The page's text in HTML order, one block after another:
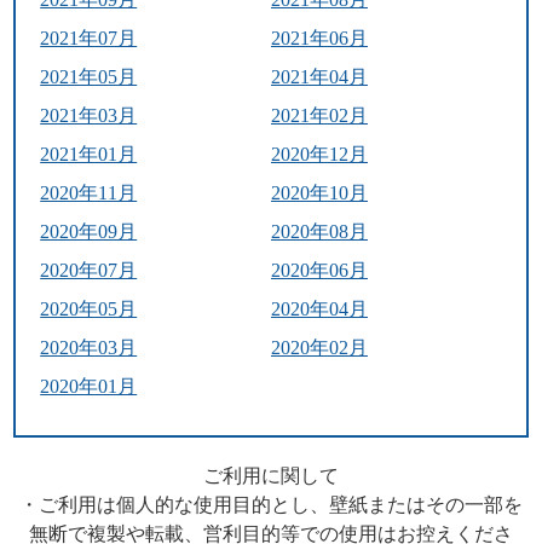
2021年07月
2021年06月
2021年05月
2021年04月
2021年03月
2021年02月
2021年01月
2020年12月
2020年11月
2020年10月
2020年09月
2020年08月
2020年07月
2020年06月
2020年05月
2020年04月
2020年03月
2020年02月
2020年01月
ご利用に関して
・ご利用は個人的な使用目的とし、壁紙またはその一部を
無断で複製や転載、営利目的等での使用はお控えくださ